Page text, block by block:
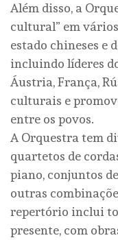
Além disso, a
cultural” em
estado chineses e
incluindo líderes
Áustria, França,
culturais e
entre os povos.
A Orquestra tem
quartetos de
piano, conjuntos
outras
repertório inclui
presente, com